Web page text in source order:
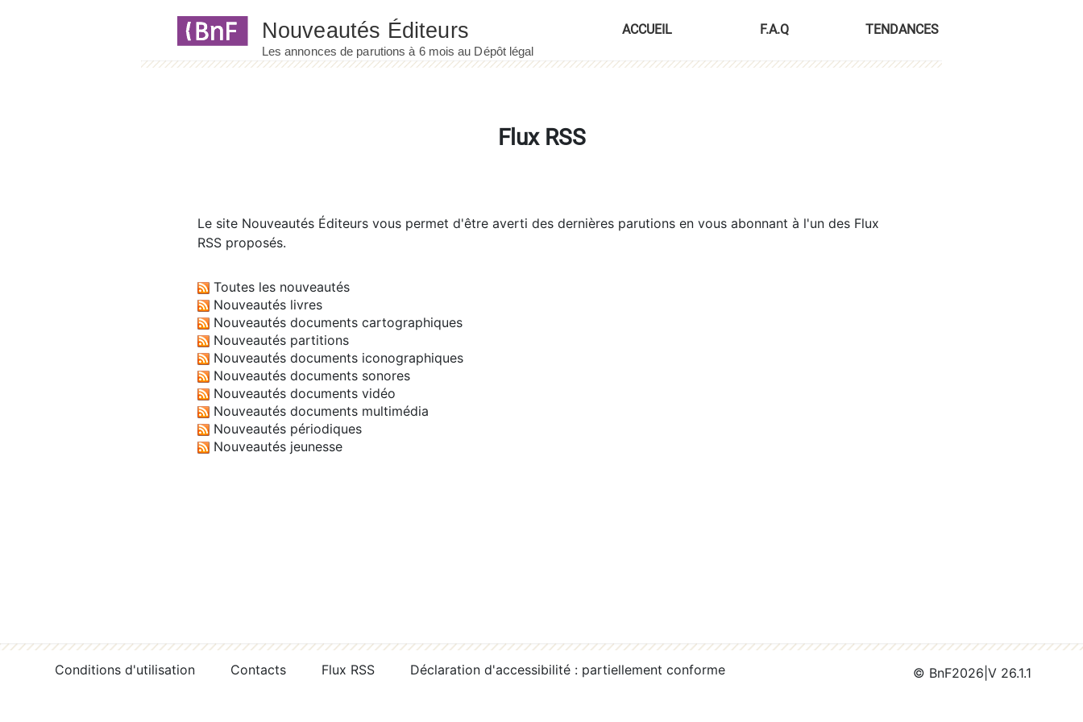
ACCUEIL F.A.Q TENDANCES
Flux RSS
Le site Nouveautés Éditeurs vous permet d'être averti des dernières parutions en vous abonnant à l'un des Flux
RSS proposés.
Toutes les nouveautés
Nouveautés livres
Nouveautés documents cartographiques
Nouveautés partitions
Nouveautés documents iconographiques
Nouveautés documents sonores
Nouveautés documents vidéo
Nouveautés documents multimédia
Nouveautés périodiques
Nouveautés jeunesse
Conditions d'utilisation Contacts Flux RSS Déclaration d'accessibilité : partiellement conforme © BnF2026 V 26.1.1